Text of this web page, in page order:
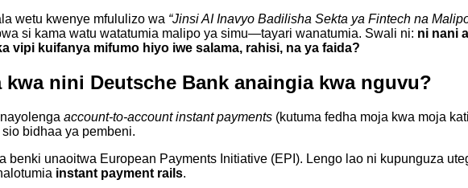
wetu kwenye mfululizo wa “Jinsi AI Inavyo Badilisha Sekta ya Fintech na
si kama watu watatumia malipo ya simu—tayari wanatumia. Swali ni: ni nani
vipi kuifanya mifumo hiyo iwe salama, rahisi, na ya faida?
nini Deutsche Bank anaingia kwa nguvu?
account-to-account instant payments (kutuma fedha moja kwa moja
bidhaa ya pembeni.
benki unaoitwa European Payments Initiative (EPI). Lengo lao ni kupunguza
instant payment rails.